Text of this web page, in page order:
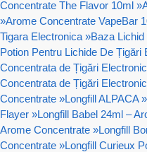
Concentrate The Flavor 10ml »
»Arome Concentrate VapeBar
Tigara Electronica »Baza
Potion Pentru Lichide De Țigări
Concentrata de Țigări
Concentrata de Țigări
Concentrate »Longfill ALPACA »
Flayer »Longfill Babel 24ml –
Arome Concentrate »Longfill
Concentrate »Longfill Curieux